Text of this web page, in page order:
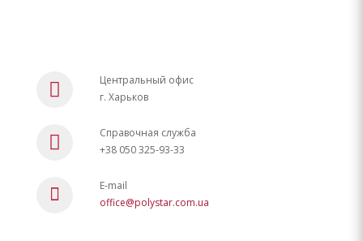
Центральный офис
г. Харьков
Справочная служба
+38 050 325-93-33
E-mail
office@polystar.com.ua